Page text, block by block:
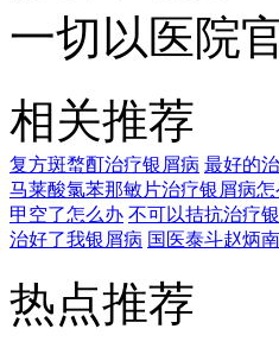
一切以医院
相关推荐
复方斑蝥酊治疗银屑病 最好的
马莱酸氯苯那敏片治疗银屑病
甲空了怎么办 不可以拮抗治疗
治好了我银屑病 国医泰斗赵炳
热点推荐